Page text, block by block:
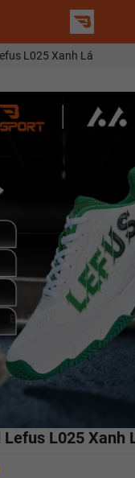
L025 Xanh Lá
L025 Xanh